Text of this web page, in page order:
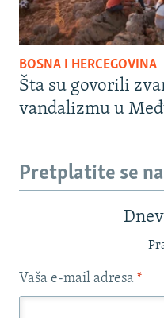
BOSNA I HERCEGOVINA
Šta su govorili
vandalizmu u
Pretplatite se
Vaša e-mail adresa *